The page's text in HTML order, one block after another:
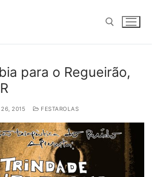
para o Regueirão,
26, 2015 FESTAROLAS